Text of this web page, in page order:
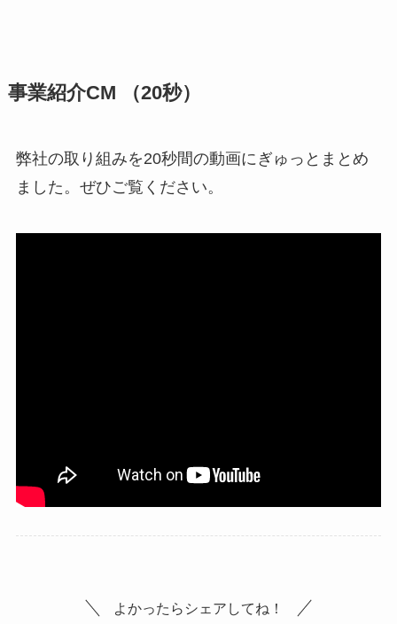
事業紹介CM （20秒）
弊社の取り組みを20秒間の動画にぎゅっとまとめ
ました。ぜひご覧ください。
よかったらシェアしてね！